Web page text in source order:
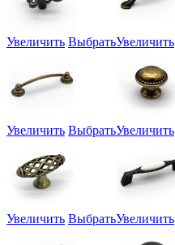
Увеличить ВыбратьУвеличить
Увеличить ВыбратьУвеличить
Увеличить ВыбратьУвеличить